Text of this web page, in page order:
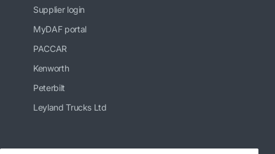
Supplier login
MyDAF portal
PACCAR
Kenworth
Peterbilt
Leyland Trucks Ltd